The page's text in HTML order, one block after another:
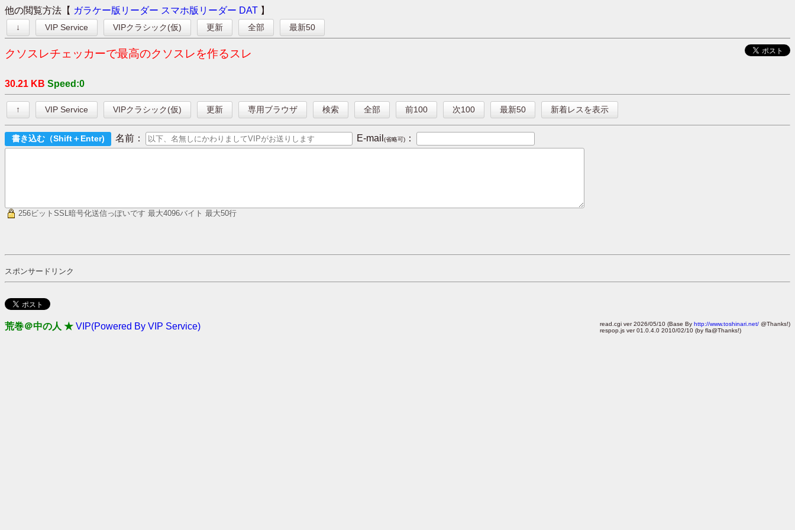
他の閲覧方法【 ガラケー版リーダー スマホ版リーダー DAT 】
↓ VIP Service VIPクラシック(仮) 更新 全部 最新50
クソスレチェッカーで最高のクソスレを作るスレ
30.21 KB Speed:0
↑ VIP Service VIPクラシック(仮) 更新 専用ブラウザ 検索 全部 前100 次100 最新50 新着レスを表示
名前： E-mail (省略可) ：
256ビットSSL暗号化送信っぽいです 最大4096バイト 最大50行
スポンサードリンク
荒巻＠中の人 ★ VIP(Powered By VIP Service) read.cgi ver 2026/05/10 (Base By http://www.toshinari.net/ @Thanks!)
respop.js ver 01.0.4.0 2010/02/10 (by fla@Thanks!)